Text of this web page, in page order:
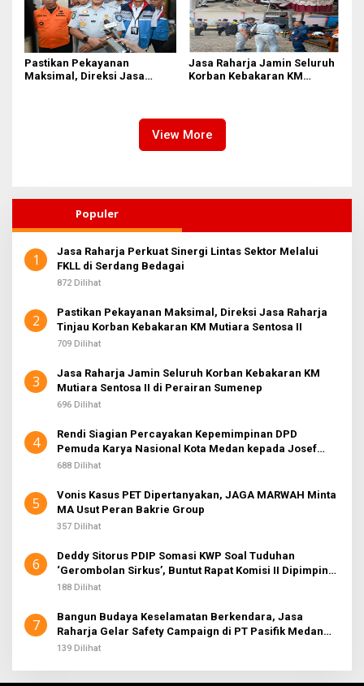
Pastikan Pekayanan
Maksimal, Direksi Jasa
Jasa Raharja Jamin Seluruh
Korban Kebakaran KM
View More
Populer
1
Jasa Raharja Perkuat Sinergi Lintas Sektor Melalui
FKLL di Serdang Bedagai
872 Dilihat
2
Pastikan Pekayanan Maksimal, Direksi Jasa Raharja
Tinjau Korban Kebakaran KM Mutiara Sentosa II
709 Dilihat
3
Jasa Raharja Jamin Seluruh Korban Kebakaran KM
Mutiara Sentosa II di Perairan Sumenep
696 Dilihat
4
Rendi Siagian Percayakan Kepemimpinan DPD
Pemuda Karya Nasional Kota Medan kepada Josef
Sembiring
688 Dilihat
5
Vonis Kasus PET Dipertanyakan, JAGA MARWAH Minta
MA Usut Peran Bakrie Group
357 Dilihat
6
Deddy Sitorus PDIP Somasi KWP Soal Tuduhan
‘Gerombolan Sirkus’, Buntut Rapat Komisi II Dipimpin
Sufmi Dasco Ahmad
188 Dilihat
7
Bangun Budaya Keselamatan Berkendara, Jasa
Raharja Gelar Safety Campaign di PT Pasifik Medan
Industri
139 Dilihat